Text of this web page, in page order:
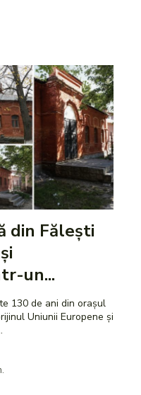
din Fălești
un...
130 de ani din orașul
Uniunii Europene și